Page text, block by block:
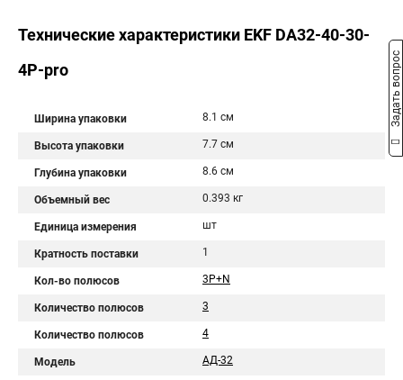
Технические характеристики EKF DA32-40-30-
4P-pro
Ширина упаковки 8.1 см
Высота упаковки 7.7 см
Глубина упаковки 8.6 см
Объемный вес 0.393 кг
Единица измерения шт
Кратность поставки 1
Кол-во полюсов 3P+N
Количество полюсов 3
Количество полюсов 4
Модель АД-32
Задать вопрос